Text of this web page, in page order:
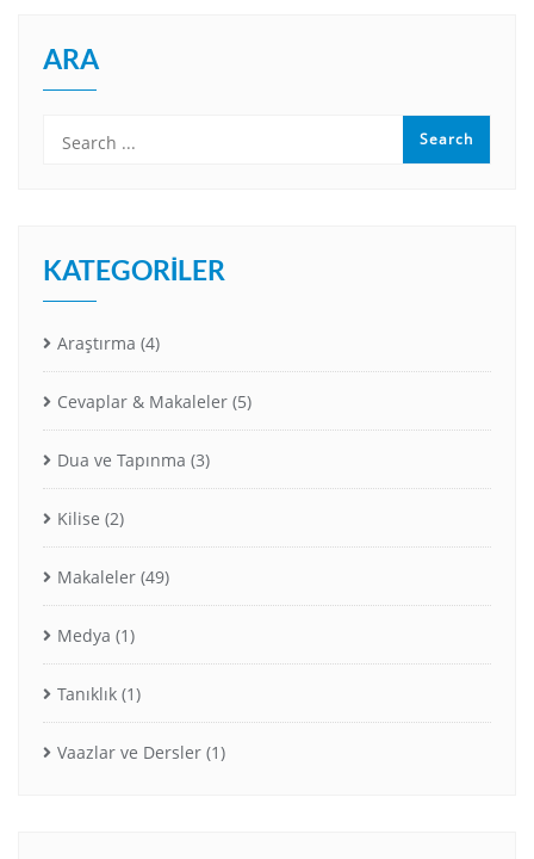
ARA
KATEGORILER
Araştırma (4)
Cevaplar & Makaleler (5)
Dua ve Tapınma (3)
Kilise (2)
Makaleler (49)
Medya (1)
Tanıklık (1)
Vaazlar ve Dersler (1)